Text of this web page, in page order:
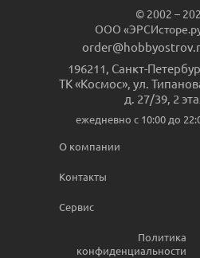
© 2002 –
ООО
196211 Санкт-
ТК «Космос», ул.
д. 27/39, 2
ежедневно c 10:00 до
О компании
Контакты
Сервис
Политика
конфиденциальности